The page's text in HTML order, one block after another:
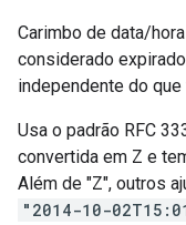
Carimbo de data/
considerado
independente do
Usa o padrão RFC
convertida em Z e
Além de "Z", outros
"2014-10-